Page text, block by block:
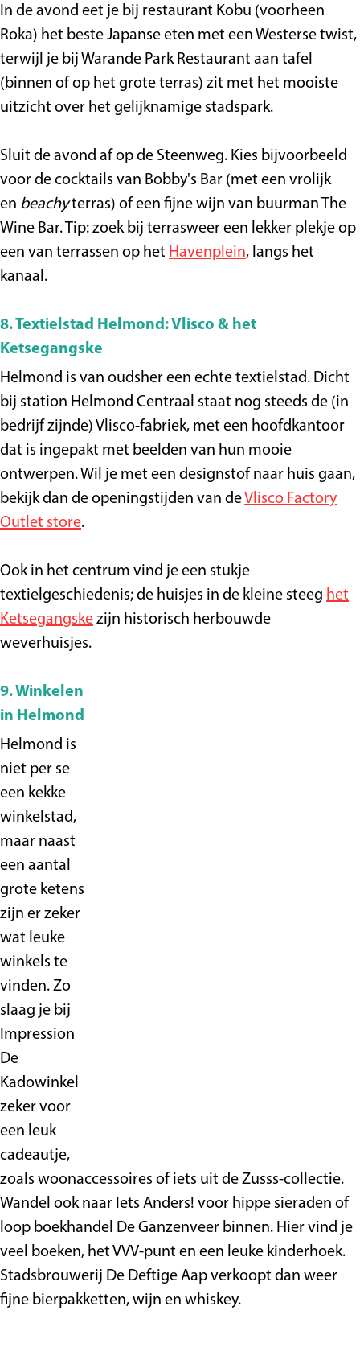
In de avond eet je bij restaurant Kobu (voorheen
Roka) het beste Japanse eten met een Westerse twist,
terwijl je bij Warande Park Restaurant aan tafel
(binnen of op het grote terras) zit met het mooiste
uitzicht over het gelijknamige stadspark.
Sluit de avond af op de Steenweg. Kies bijvoorbeeld
voor de cocktails van Bobby's Bar (met een vrolijk
en beachyterras) of een fijne wijn van buurman The
Wine Bar. Tip: zoek bij terrasweer een lekker plekje op
een van terrassen op het Havenplein, langs het
kanaal.
8. Textielstad Helmond: Vlisco & het
Ketsegangske
Helmond is van oudsher een echte textielstad. Dicht
bij station Helmond Centraal staat nog steeds de (in
bedrijf zijnde) Vlisco-fabriek, met een hoofdkantoor
dat is ingepakt met beelden van hun mooie
ontwerpen. Wil je met een designstof naar huis gaan,
bekijk dan de openingstijden van deVlisco Factory
Outlet store.
Ook in het centrum vind je een stukje
textielgeschiedenis; de huisjes in de kleine steeg het
Ketsegangske zijn historisch herbouwde
weverhuisjes.
9. Winkelen
in Helmond
Helmond is
niet per se
een kekke
winkelstad,
maar naast
een aantal
grote ketens
zijn er zeker
wat leuke
winkels te
vinden. Zo
slaag je bij
Impression
De
Kadowinkel
zeker voor
een leuk
cadeautje,
zoals woonaccessoires of iets uit de Zusss-collectie.
Wandel ook naar Iets Anders! voor hippe sieraden of
loop boekhandel De Ganzenveer binnen. Hier vind je
veel boeken, het VVV-punt en een leuke kinderhoek.
Stadsbrouwerij De Deftige Aap verkoopt dan weer
fijne bierpakketten, wijn en whiskey.